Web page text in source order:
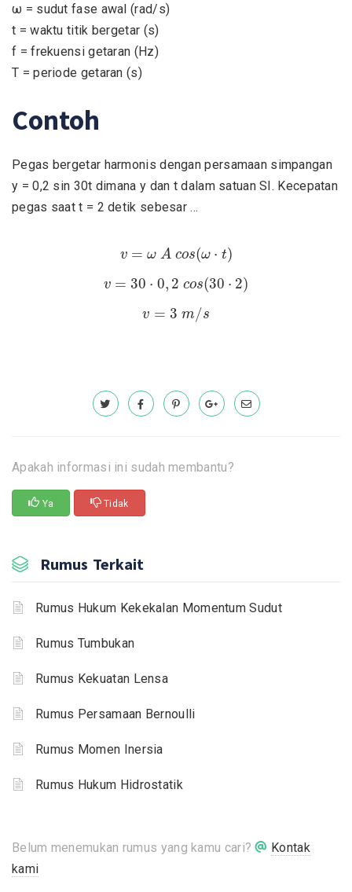
ω = sudut fase awal (rad/s)
t = waktu titik bergetar (s)
f = frekuensi getaran (Hz)
T = periode getaran (s)
Contoh
Pegas bergetar harmonis dengan persamaan simpangan
y = 0,2 sin 30t dimana y dan t dalam satuan SI. Kecepatan
pegas saat t = 2 detik sebesar …
v = ω A cos(ω ⋅ t)
A (ω )
v = 30 ⋅ 0, 2 cos(30 ⋅ 2)
30⋅ 0,2 c 30⋅ )
v = 3 m/s
3 m s
Apakah informasi ini sudah membantu?
Ya Tidak
Rumus Terkait
Rumus Hukum Kekekalan Momentum Sudut
Rumus Tumbukan
Rumus Kekuatan Lensa
Rumus Persamaan Bernoulli
Rumus Momen Inersia
Rumus Hukum Hidrostatik
Belum menemukan rumus yang kamu cari?
Kontak
kami